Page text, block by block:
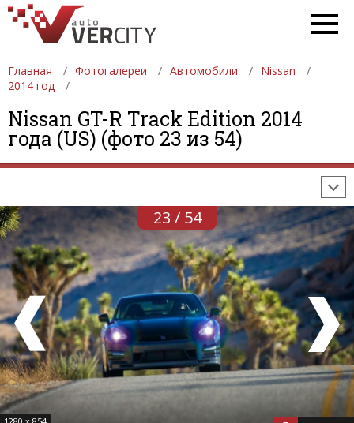
Главная Фотогалереи Автомобили
Nissan
2014 год
Nissan GT-R Track Edition 2014
года (US) (фото 23 из 54)
ФОТОГАЛЕРЕИ АВТОМОБИЛИ
ДЕВУШКИ
АВТОСАЛОНЫ
ФОРМУЛА-1
23 / 54